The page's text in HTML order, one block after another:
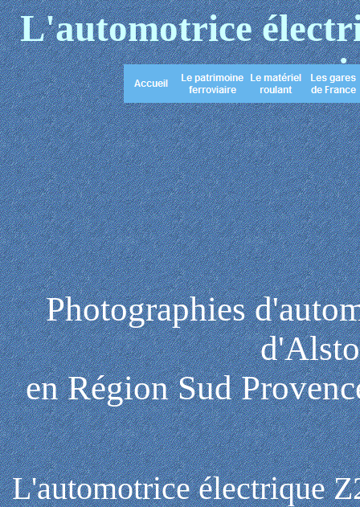
L'automotrice
Photographies
en Région Sud
L'automotrice électrique